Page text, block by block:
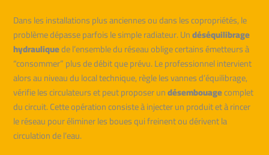
Dans les installations plus anciennes ou dans les copropriétés, le
problème dépasse parfois le simple radiateur. Undéséquilibrage
hydrauliquede l’ensemble du réseau oblige certains émetteurs à
“consommer” plus de débit que prévu. Le professionnel intervient
alors au niveau du local technique, règle les vannes d’équilibrage,
vérifie les circulateurs et peut proposer undésembouagecomplet
du circuit. Cette opération consiste à injecter un produit et à rincer
le réseau pour éliminer les boues qui freinent ou dérivent la
circulation de l’eau.